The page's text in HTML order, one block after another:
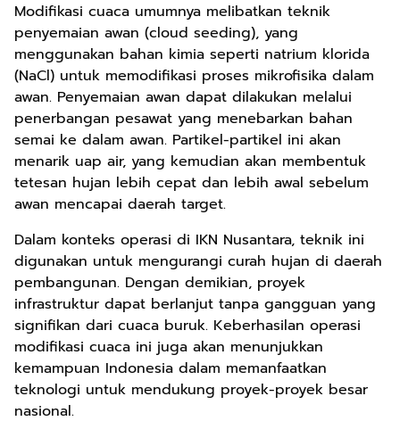
Modifikasi cuaca umumnya melibatkan teknik
penyemaian awan (cloud seeding), yang
menggunakan bahan kimia seperti natrium klorida
(NaCl) untuk memodifikasi proses mikrofisika dalam
awan. Penyemaian awan dapat dilakukan melalui
penerbangan pesawat yang menebarkan bahan
semai ke dalam awan. Partikel-partikel ini akan
menarik uap air, yang kemudian akan membentuk
tetesan hujan lebih cepat dan lebih awal sebelum
awan mencapai daerah target.
Dalam konteks operasi di IKN Nusantara, teknik ini
digunakan untuk mengurangi curah hujan di daerah
pembangunan. Dengan demikian, proyek
infrastruktur dapat berlanjut tanpa gangguan yang
signifikan dari cuaca buruk. Keberhasilan operasi
modifikasi cuaca ini juga akan menunjukkan
kemampuan Indonesia dalam memanfaatkan
teknologi untuk mendukung proyek-proyek besar
nasional.